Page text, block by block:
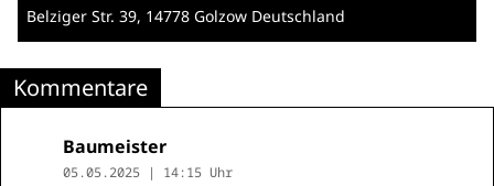
Belziger Str. 39, 14778 Golzow Deutschland
Kommentare
Baumeister
05.05.2025 | 14:15 Uhr